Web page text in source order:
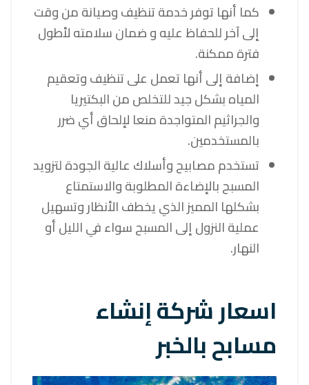
كما أنها توفر خدمة تنظيف وصيانة من وقت
إلى آخر للحفاظ عليه و ضمان سلامته لأطول
فترة ممكنة.
إضافة إلى أنها تعمل على تنظيف وتعقيم
المياه بشكل جيد للتخلص من البكتيريا
والجراثيم المتواجدة منعا لإلحاق أي ضرر
بالمستخدمين.
تستخدم مصابيح وأسلاك عالية الجودة لتزويد
المسبح بالإضاءة المطلوبة والاستمتاع
بشكلها المميز الذي يخطف الأنظار وتسهيل
عملية النزول إلى المسبح سواء في الليل أو
النهار.
اسعار شركة إنشاء
مسابح بالخبر